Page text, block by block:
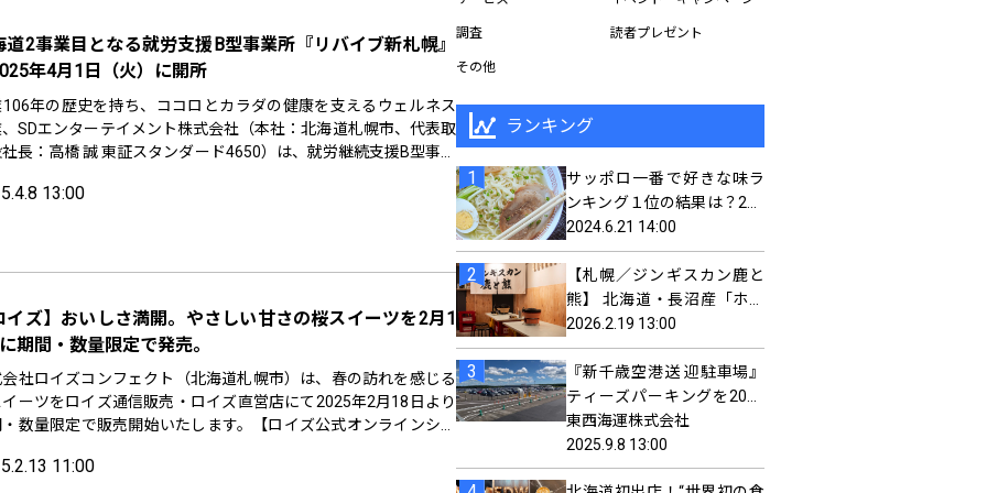
道2事業目となる就労支援B型事業所『リバイブ新札幌』
年4月1日（火）に開所
年の歴史を持ち、ココロとカラダの健康を支えるウェルネス
SDエンターテイメント株式会社（本社：北海道札幌市、代表取
長：高橋 誠 東証スタンダード4650）は、就労継続支援B型事業
館2）を2025年4月1日（火）に開所いたします。
13:00
イズ】おいしさ満開。やさしい甘さの桜スイーツを2月1
期間・数量限定で発売。
社ロイズコンフェクト（北海道札幌市）は、春の訪れを感じる
ーツをロイズ通信販売・ロイズ直営店にて2025年2月18日より
数量限定で販売開始いたします。【ロイズ公式オンラインショ
11:00
調査 読者プレゼント
その他
ランキング
サッポロ一番で好きな味ラ
ンキング１位の結果は？200
人のアレンジした食べ方や
食べる頻度を聞いてみまし
た
2024.6.21 14:00
【札幌／ジンギスカン鹿と
熊】 北海道・長沼産「ホゲ
ット」一頭買い。 ヒグマや
エゾシカ肉も食べられるジ
ンギスカン屋オープン。
2026.2.19 13:00
『新千歳空港送 迎駐車場』
ティーズパーキングを2025
年8月25日 NEW OPEN!
東西海運株式会社
2025.9.8 13:00